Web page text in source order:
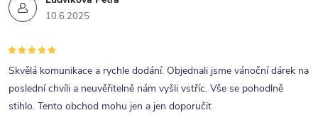
10.6.2025
Skvělá komunikace a rychle dodání. Objednali jsme vánoční dárek na
poslední chvíli a neuvěřitelně nám vyšli vstříc. Vše se pohodlně
stihlo. Tento obchod mohu jen a jen doporučit